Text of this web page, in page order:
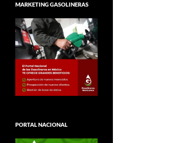
MARKETING GASOLINERAS
PORTAL NACIONAL